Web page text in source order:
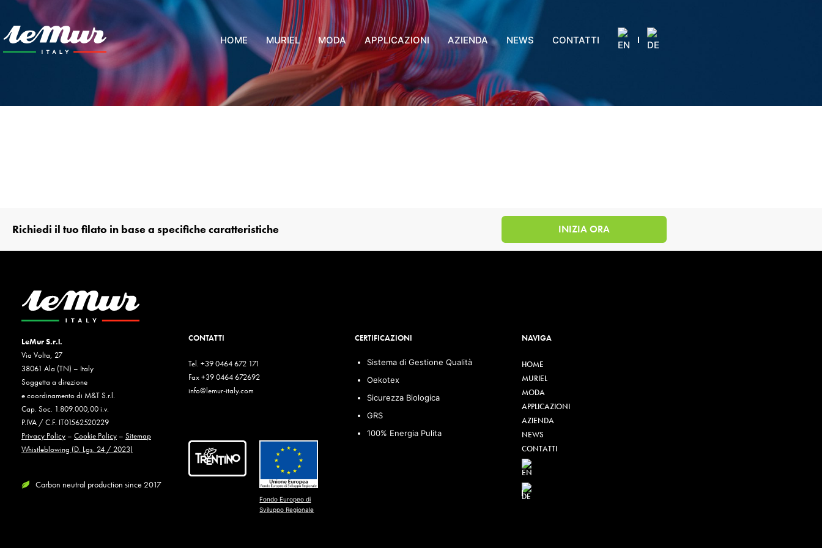
HOME MURIEL MODA APPLICAZIONI AZIENDA NEWS CONTATTI
Richiedi il tuo filato in base a specifiche caratteristiche INIZIA ORA
LeMur S.r.l.
Via Volta, 27
38061 Ala (TN) – Italy
Soggetta a direzione
e coordinamento di M&T S.r.l.
Cap. Soc. 1.809.000,00 i.v.
P.IVA / C.F. IT01562520229
Privacy Policy– Cookie Policy– Sitemap
Whistleblowing (D. Lgs. 24 / 2023)
Carbon neutral production since 2017
CONTATTI
Tel. +39 0464 672 171
Fax +39 0464 672692
info@lemur-italy.com
Fondo Europeo di
Sviluppo Regionale
CERTIFICAZIONI
Sistema di Gestione Qualità
Oekotex
Sicurezza Biologica
GRS
100% Energia Pulita
NAVIGA
HOME
MURIEL
MODA
APPLICAZIONI
AZIENDA
NEWS
CONTATTI